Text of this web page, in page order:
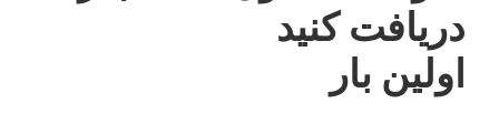
دریافت کنید
اولین بار